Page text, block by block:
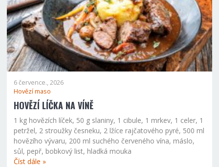
6 července., 2026
Hovězí maso
HOVĚZÍ LÍČKA NA VÍNĚ
1 kg hovězích líček, 50 g slaniny, 1 cibule, 1 mrkev, 1 celer, 1
petržel, 2 stroužky česneku, 2 lžíce rajčatového pyré, 500 ml
hovězího vývaru, 200 ml suchého červeného vína, máslo,
sůl, pepř, bobkový list, hladká mouka
Číst dále »